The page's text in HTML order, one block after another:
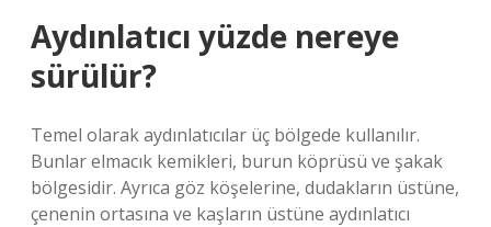
Aydınlatıcı yüzde nereye
sürülür?
Temel olarak aydınlatıcılar üç bölgede kullanılır.
Bunlar elmacık kemikleri, burun köprüsü ve şakak
bölgesidir. Ayrıca göz köşelerine, dudakların üstüne,
çenenin ortasına ve kaşların üstüne aydınlatıcı